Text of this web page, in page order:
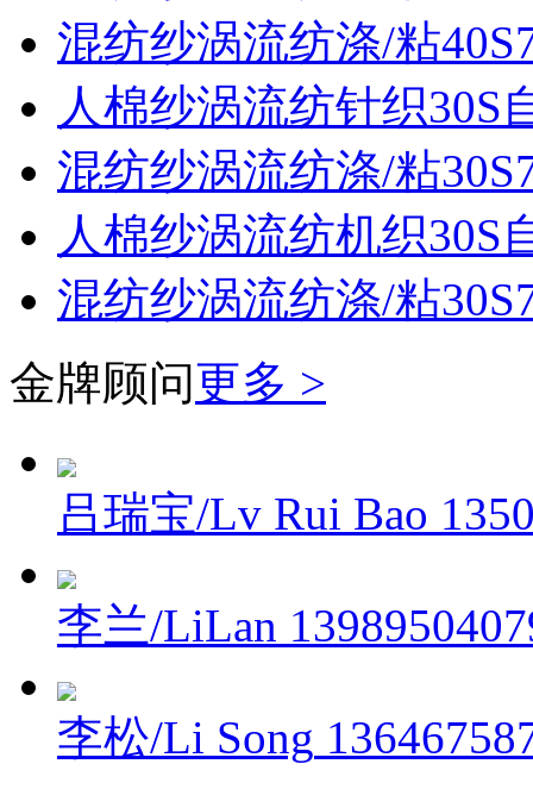
混纺纱涡流纺涤/粘
人棉纱涡流纺针织30S
混纺纱涡流纺涤/粘
人棉纱涡流纺机织30S
混纺纱涡流纺涤/粘
金牌顾问更多 >
吕瑞宝/Lv Rui Bao
李兰/LiLan
李松/Li Song